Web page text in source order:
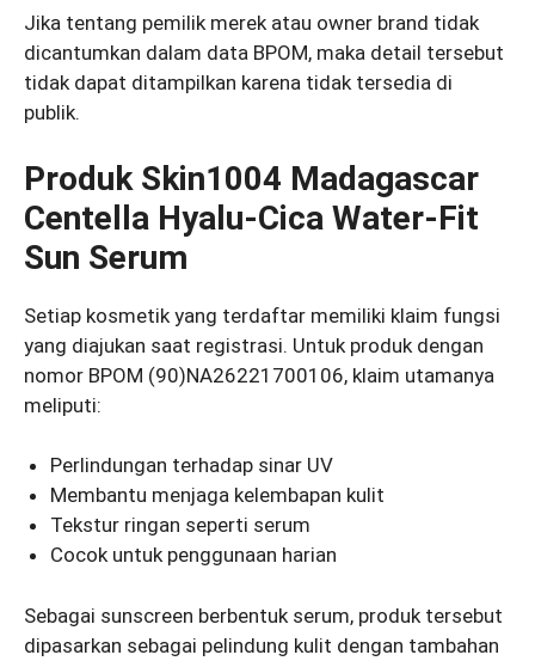
Jika tentang pemilik merek atau owner brand tidak
dicantumkan dalam data BPOM, maka detail tersebut
tidak dapat ditampilkan karena tidak tersedia di
publik.
Produk Skin1004 Madagascar
Centella Hyalu-Cica Water-Fit
Sun Serum
Setiap kosmetik yang terdaftar memiliki klaim fungsi
yang diajukan saat registrasi. Untuk produk dengan
nomor BPOM (90)NA26221700106, klaim utamanya
meliputi:
Perlindungan terhadap sinar UV
Membantu menjaga kelembapan kulit
Tekstur ringan seperti serum
Cocok untuk penggunaan harian
Sebagai sunscreen berbentuk serum, produk tersebut
dipasarkan sebagai pelindung kulit dengan tambahan